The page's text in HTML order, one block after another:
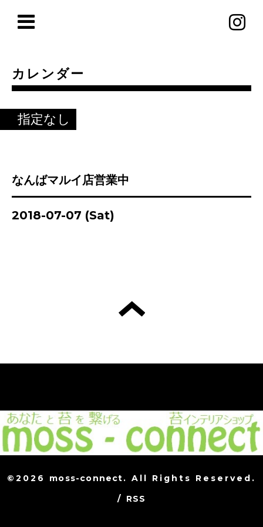
カレンダー
指定なし
なんばマルイ店営業中
2018-07-07 (Sat)
©2026 moss-connect. All Rights Reserved.
/ RSS